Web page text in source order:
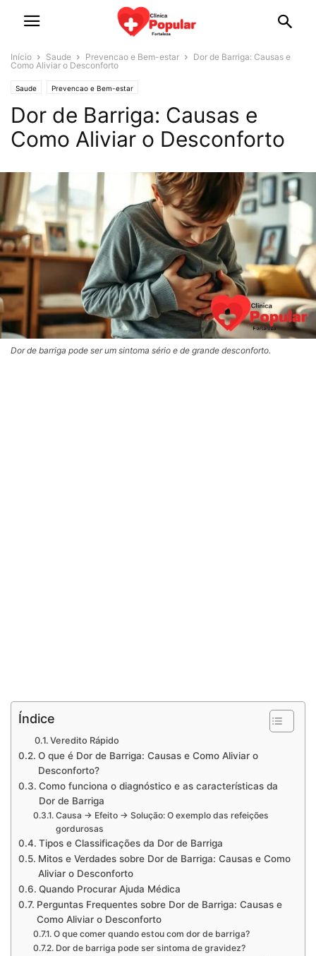
Início Saude Prevencao e Bem-estar
Dor de Barriga: Causas e
Como Aliviar o Desconforto
Saude Prevencao e Bem-estar
Dor de Barriga: Causas e
Como Aliviar o Desconforto
Dor de barriga pode ser um sintoma sério e de grande desconforto.
Índice
Veredito Rápido
O que é Dor de Barriga: Causas e Como Aliviar o
Desconforto?
Como funciona o diagnóstico e as características da
Dor de Barriga
Causa → Efeito → Solução: O exemplo das refeições
gordurosas
Tipos e Classificações da Dor de Barriga
Mitos e Verdades sobre Dor de Barriga: Causas e Como
Aliviar o Desconforto
Quando Procurar Ajuda Médica
Perguntas Frequentes sobre Dor de Barriga: Causas e
Como Aliviar o Desconforto
O que comer quando estou com dor de barriga?
Dor de barriga pode ser sintoma de gravidez?